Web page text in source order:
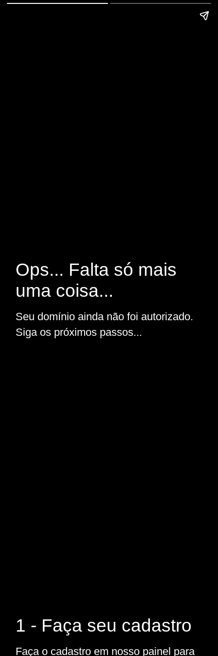
Ops... Falta só mais
uma coisa...
Seu domínio ainda não foi autorizado.
Siga os próximos passos...
1 - Faça seu cadastro
Faça o cadastro em nosso painel para